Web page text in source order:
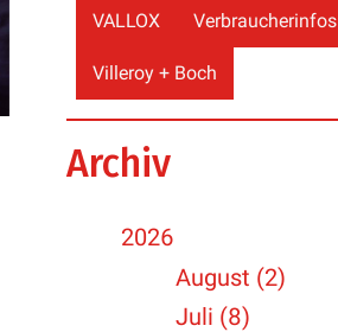
VALLOX Verbraucherinfos
Villeroy + Boch
Archiv
2026
August (2)
Juli (8)